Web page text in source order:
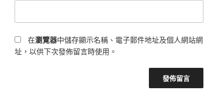
在瀏覽器中儲存顯示名稱、電子郵件地址及個人網站網
址，以供下次發佈留言時使用。